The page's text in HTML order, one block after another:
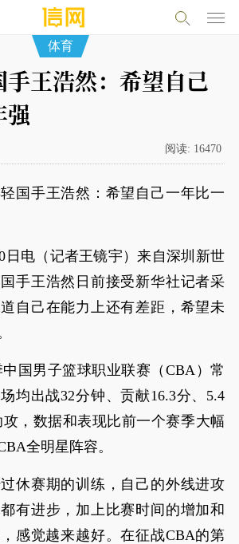
体育
手王浩然：希望自己
强
阅读: 16470
国手王浩然：希望自己一年比一
日电（记者王镜宇）来自深圳新世
手王浩然日前接受新华社记者采
自己在能力上还有差距，希望未
中国男子篮球职业联赛（CBA）常
均出战32分钟、贡献16.3分、5.4
，数据和表现比前一个赛季大幅
全明星阵容。
休赛期的训练，自己的外线进攻
有进步，加上比赛时间的增加和
感觉越来越好。在征战CBA的第